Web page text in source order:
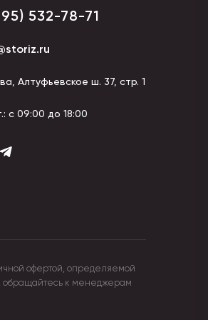
532-78-71
Алтуфьевское ш. 37, стр. 1
с 09:00 до 18:00
офертой, определяемой
обращайтесь к менеджерам